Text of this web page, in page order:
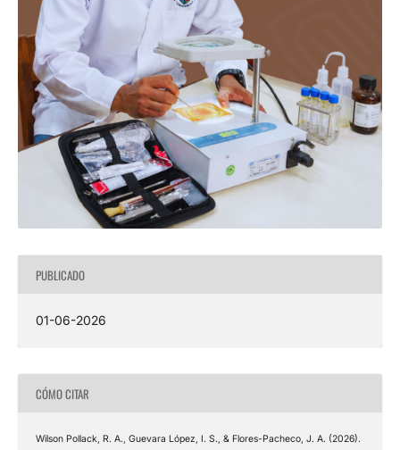
PUBLICADO
01-06-2026
CÓMO CITAR
Wilson Pollack, R. A., Guevara López, I. S., & Flores-Pacheco, J. A. (2026).